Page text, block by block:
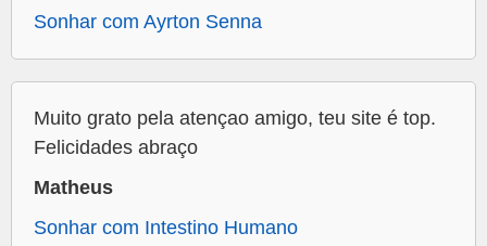
Sonhar com Ayrton Senna
Muito grato pela atençao amigo, teu site é top.
Felicidades abraço
Matheus
Sonhar com Intestino Humano